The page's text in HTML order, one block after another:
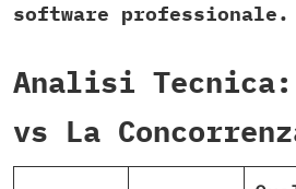
software professionale.
Analisi Tecnica:
vs La